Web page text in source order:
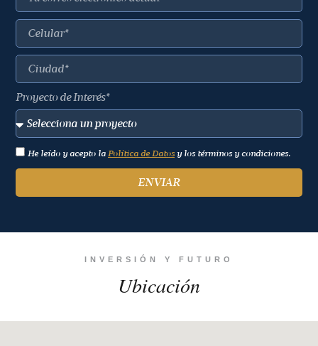
Proyecto de Interés*
He leído y acepto la Política de Datos y los términos y condiciones.
ENVIAR
INVERSIÓN Y FUTURO
Ubicación